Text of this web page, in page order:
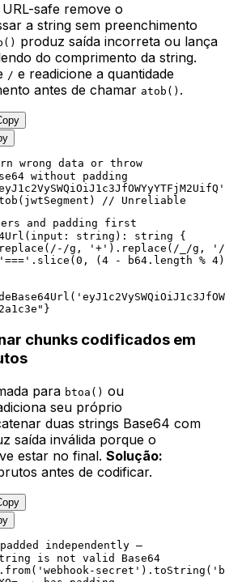
safe remove o
a string sem preenchimento
produz saída incorreta ou lança
do comprimento da string.
/ e readicione a quantidade
antes de chamar atob() .
wrong data or throw
without padding
// Unreliable
and padding first
string): string {
g, '+').replace(/_/g,
(4 - b64.length %
chunks codificados em
para btoa() ou
seu próprio
duas strings Base64 com
saída inválida porque o
estar no final. Solução:
antes de codificar.
independently —
is not valid Base64